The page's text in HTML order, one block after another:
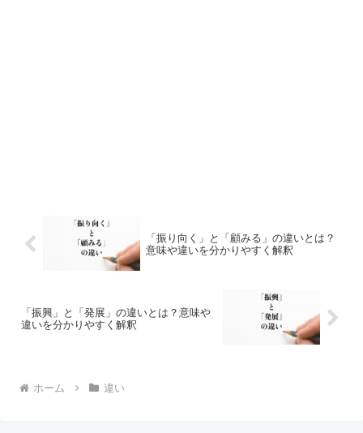
「振り向く」と「顧みる」の違いとは？
意味や違いを分かりやすく解釈
「振興」と「発展」の違いとは？意味や
違いを分かりやすく解釈
ホーム 違い